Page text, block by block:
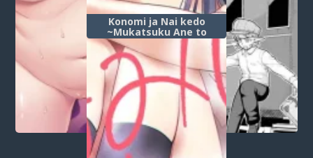
Konomi ja Nai kedo
~Mukatsuku Ane to
Aishou Batsugun Ecchi~ -
Глава 8
Post a comment
Login orregister to post a comment.
Добавить комментарий